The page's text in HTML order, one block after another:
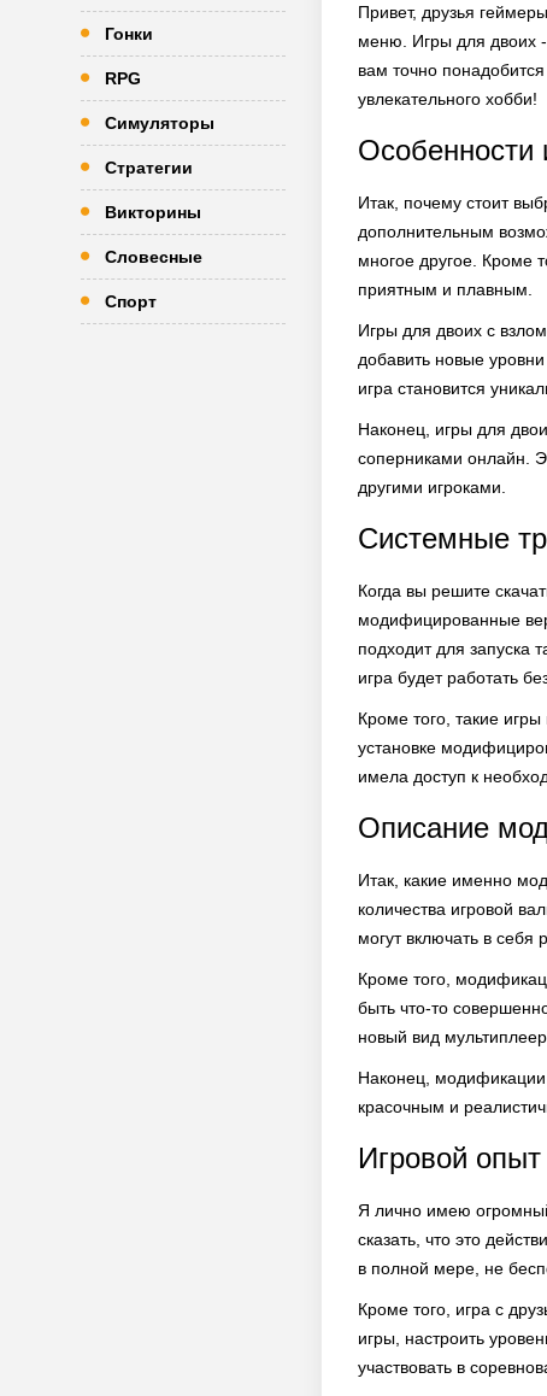
Гонки
RPG
Симуляторы
Стратегии
Викторины
Словесные
Спорт
Привет, друзья
меню. Игры для двоих -
вам точно
увлекательного хобби!
Итак, почему стоит
дополнительным
многое другое. Кроме
приятным и плавным.
Игры для двоих с
добавить новые
игра становится
Наконец, игры для
соперниками онлайн.
другими игроками.
Системные
Когда вы решите
модифицированные
подходит для запуска
игра будет работать
Кроме того, такие
установке
имела доступ к
Описание
Итак, какие именно
количества игровой
могут включать в
Кроме того,
быть что-то
новый вид
Наконец, модификации
красочным и
Игровой
Я лично имею
сказать, что это
в полной мере, не
Кроме того, игра с
игры, настроить
участвовать в